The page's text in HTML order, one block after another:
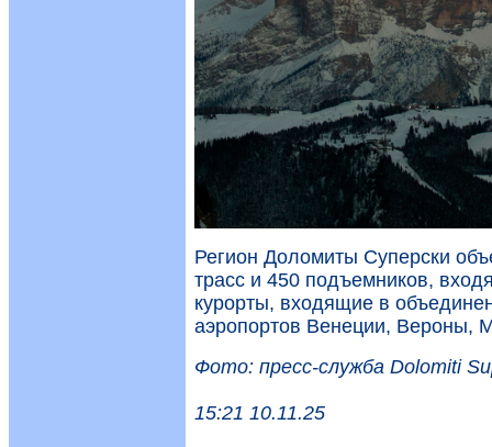
Регион Доломиты Суперски
трасс и 450 подъемников,
курорты, входящие в
аэропортов Венеции, Вероны,
Фото: пресс-служба Dolomiti
15:21 10.11.25